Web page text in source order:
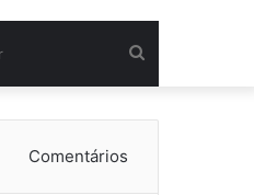
por
Comentários